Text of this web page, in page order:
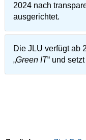
2024 nach
ausgerichtet.
Die JLU verfügt ab
„Green IT“ und